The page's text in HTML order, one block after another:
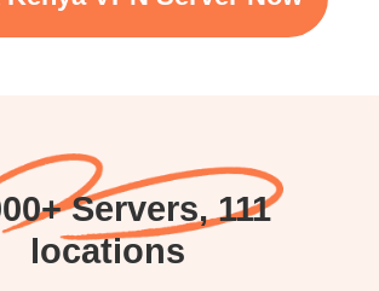
Servers, 111
locations